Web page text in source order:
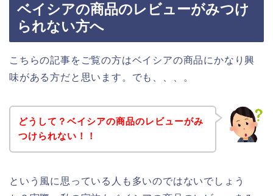
ベイシアの商品のレビューがみつけ
られない方へ
こちらの記事をご覧の方はベイシアの商品にかなり興
味がある方だと思います。でも、、、。
どうして？ベイシアの商品のレビューがみ
つけられない！！
という風に思っている人も多いのではないでしょう